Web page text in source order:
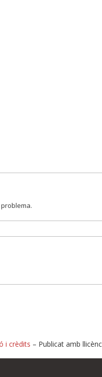
i crèdits – Publicat amb